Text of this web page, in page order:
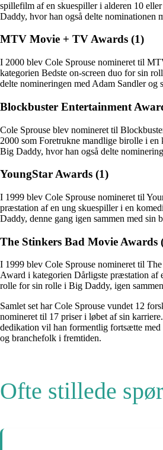
spillefilm af en skuespiller i alderen 10
Daddy, hvor han også delte nominationen
MTV Movie + TV Awards (1)
I 2000 blev Cole Sprouse nomineret til
kategorien Bedste on-screen duo for sin
delte nomineringen med Adam Sandler og
Blockbuster Entertainment
Cole Sprouse blev nomineret til
2000 som Foretrukne mandlige birolle i
Big Daddy, hvor han også delte
YoungStar Awards (1)
I 1999 blev Cole Sprouse nomineret til
præstation af en ung skuespiller i en
Daddy, denne gang igen sammen med sin
The Stinkers Bad Movie Awards
I 1999 blev Cole Sprouse nomineret til
Award i kategorien Dårligste præstation af
rolle for sin rolle i Big Daddy, igen
Samlet set har Cole Sprouse vundet 12
nomineret til 17 priser i løbet af sin
dedikation vil han formentlig fortsætte
og branchefolk i fremtiden.
Ofte stillede